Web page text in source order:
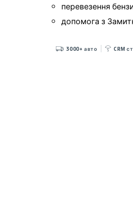
перевезення
допомога з
3000+ авто CRM